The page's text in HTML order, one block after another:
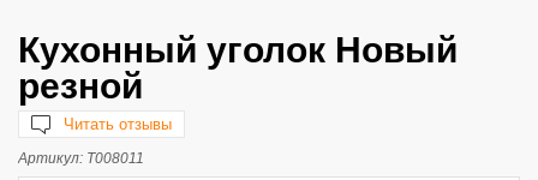
Кухонный уголок Новый
резной
Читать отзывы
Артикул: Т008011